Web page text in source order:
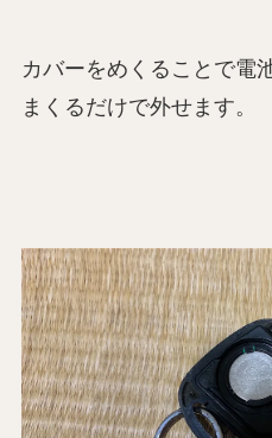
カバーをめくることで電
まくるだけで外せます。